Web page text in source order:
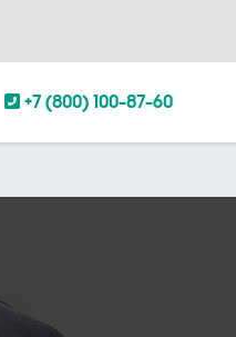
+7 (800) 100-87-60